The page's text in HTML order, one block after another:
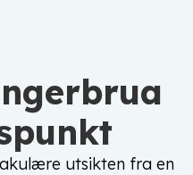
utsikten fra en